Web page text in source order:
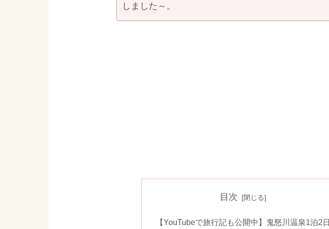
しました～。
目次
【YouTubeで旅行記も公開中】鬼怒川温泉1泊2日